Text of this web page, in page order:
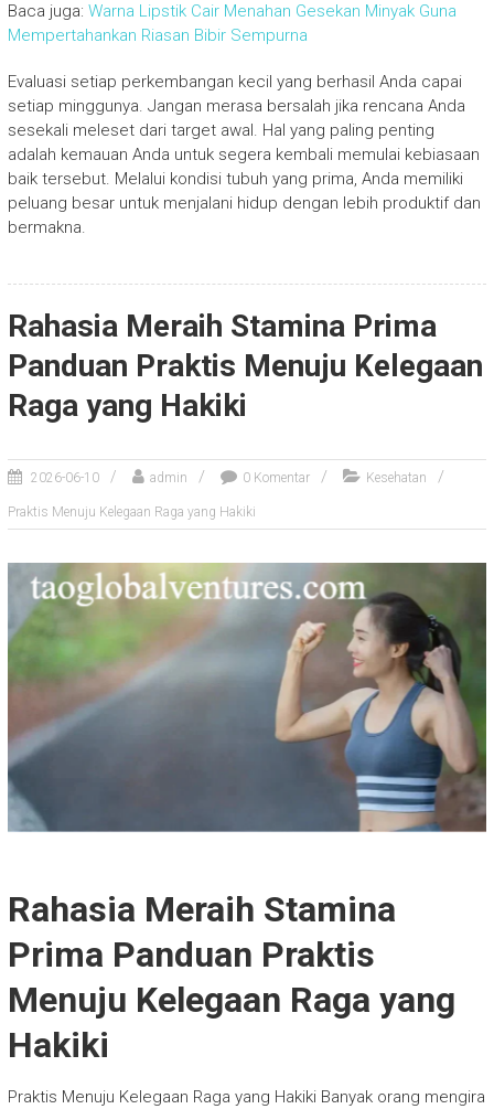
Baca juga: Warna Lipstik Cair Menahan Gesekan Minyak Guna
Mempertahankan Riasan Bibir Sempurna
Evaluasi setiap perkembangan kecil yang berhasil Anda capai
setiap minggunya. Jangan merasa bersalah jika rencana Anda
sesekali meleset dari target awal. Hal yang paling penting
adalah kemauan Anda untuk segera kembali memulai kebiasaan
baik tersebut. Melalui kondisi tubuh yang prima, Anda memiliki
peluang besar untuk menjalani hidup dengan lebih produktif dan
bermakna.
Rahasia Meraih Stamina Prima
Panduan Praktis Menuju Kelegaan
Raga yang Hakiki
2026-06-10 admin 0 Komentar Kesehatan
Praktis Menuju Kelegaan Raga yang Hakiki
Rahasia Meraih Stamina
Prima Panduan Praktis
Menuju Kelegaan Raga yang
Hakiki
Praktis Menuju Kelegaan Raga yang Hakiki Banyak orang mengira